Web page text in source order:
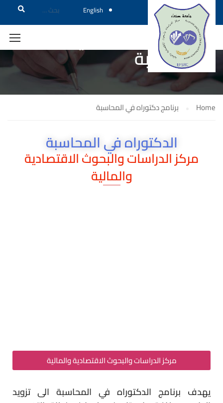
English
برنامج دكتوراه في
المحاسبة
Home برنامج دكتوراه في المحاسبة
الدكتوراه في المحاسبة
مركز الدراسات والبحوث الاقتصادية
والمالية
مركز الدراسات والبحوث الاقتصادية والمالية
يهدف برنامج الدكتوراه في المحاسبة الى تزويد